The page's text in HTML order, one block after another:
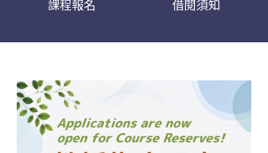
課程報名 借閱須知